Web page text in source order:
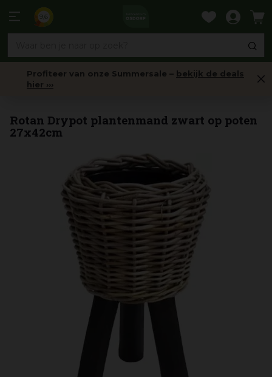
naar
Profiteer van onze Summersale – bekijk de deals
hier ›››
Rotan Drypot plantenmand zwart op poten
27x42cm